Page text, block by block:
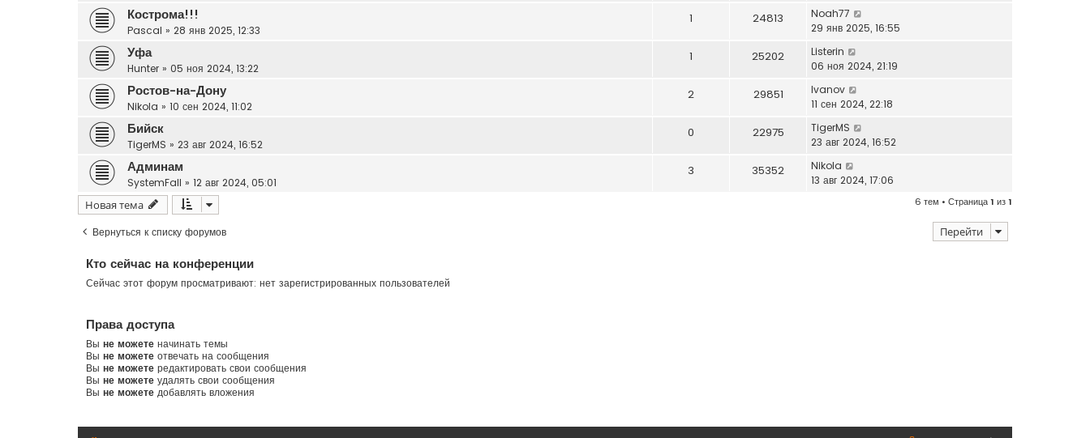
Кострома!!!
Pascal » 28 янв 2025, 12:33
1 24813
Noah77
29 янв 2025, 16:55
Уфа
Hunter » 05 ноя 2024, 13:22
1 25202
Listerin
06 ноя 2024, 21:19
Ростов-на-Дону
Nikola » 10 сен 2024, 11:02
2 29851
Ivanov
11 сен 2024, 22:18
Бийск
TigerMS » 23 авг 2024, 16:52
0 22975
TigerMS
23 авг 2024, 16:52
Админам
SystemFall » 12 авг 2024, 05:01
3 35352
Nikola
13 авг 2024, 17:06
Новая тема 6 тем • Страница1 из1
Вернуться к списку форумов Перейти
Кто сейчас на конференции
Сейчас этот форум просматривают: нет зарегистрированных пользователей
Права доступа
Вы не можете начинать темы
Вы не можете отвечать на сообщения
Вы не можете редактировать свои сообщения
Вы не можете удалять свои сообщения
Вы не можете добавлять вложения